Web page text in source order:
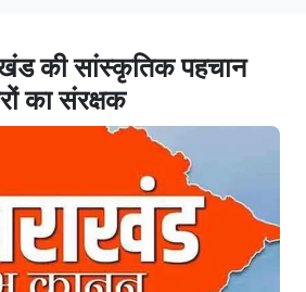
की सांस्कृतिक पहचान
का संरक्षक